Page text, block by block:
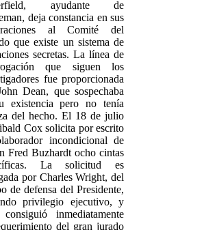
ayudante de
deja constancia en sus
al Comité del
que existe un sistema de
secretas. La línea de
que siguen los
fue proporcionada
Dean, que sospechaba
existencia pero no tenía
del hecho. El 18 de julio
Cox solicita por escrito
incondicional de
Fred Buzhardt ocho cintas
La solicitud es
por Charles Wright, del
de defensa del Presidente,
privilegio ejecutivo, y
inmediatamente
del gran jurado